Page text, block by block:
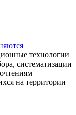
технологии
систематизации
на территории